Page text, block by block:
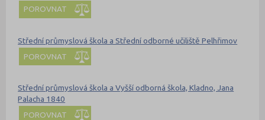
POROVNAT
Střední průmyslová škola a Střední odborné učiliště Pelhřimov
POROVNAT
Střední průmyslová škola a Vyšší odborná škola, Kladno, Jana
Palacha 1840
POROVNAT